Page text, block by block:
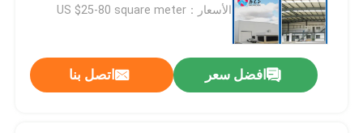
الأسعار：US $25-80 square meter
افضل سعر اتصل بنا